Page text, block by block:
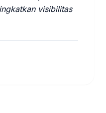
visibilitas